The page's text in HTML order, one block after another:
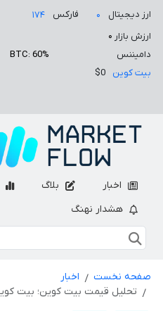
ارز دیجیتال ۰ فارکس
۱۷۴
ارزش بازار ۰
دامیننس
BTC: 60%
بیت کوین
$0
اخبار بلاگ
هشدار نهنگ
صفحه نخست
اخبار
تحلیل قیمت بیت کوین؛ بیت